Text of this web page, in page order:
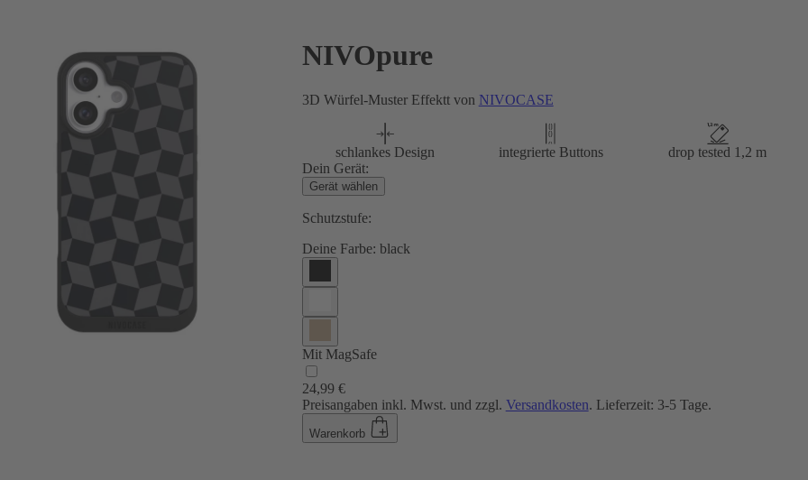
NIVOpure
3D Würfel-Muster Effektt von NIVOCASE
schlankes Design integrierte Buttons
drop tested 1,2 m
Dein Gerät:
Gerät wählen
Schutzstufe:
Deine Farbe: black
Mit MagSafe
24,99 €
Preisangaben inkl. Mwst. und zzgl. Versandkosten. Lieferzeit: 3-5 Tage.
Warenkorb